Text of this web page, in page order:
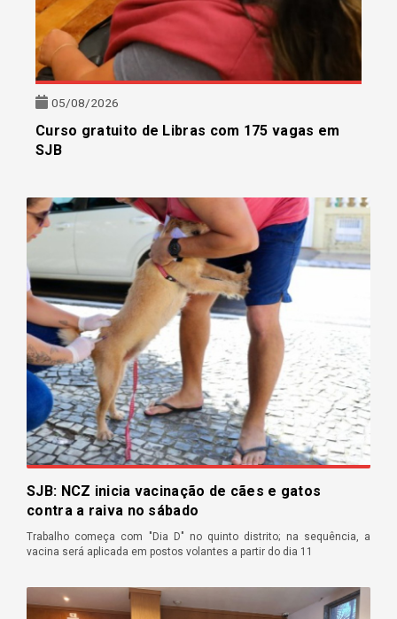
05/08/2026
Curso gratuito de Libras com 175 vagas em
SJB
SJB: NCZ inicia vacinação de cães e gatos
contra a raiva no sábado
Trabalho começa com "Dia D" no quinto distrito; na sequência, a
vacina será aplicada em postos volantes a partir do dia 11